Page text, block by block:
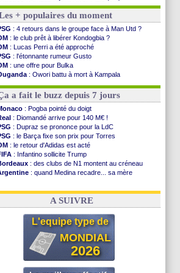
Monaco: Camara a la cote en Angleterre
Amical : encore une défaite pour Strasbourg
OM: la piste Goore en attaque
PSG : ça négocie avec le Barça pour Torres
Amical: Rennes s'incline contre Brentford
Arsenal: c'est signé pour Guimaraes (officiel)
Amical: Le Mans concède un nul
Real: Mourinho durcit les règles
Amical: Toulouse s'incline lourdement
OM: Benatia et la "médiocrité" dans le club
Newcastle : Guimarães, le club se défend
: la 1ère journée à suivre en DIRECT !
: une deuxième offre pour Suzuki
PSG : le groupe pour le match face à Man Utd
OM : le jour où tout a basculé pour Benatia
Heracles: Reine-Adélaïde, le sort s'acharne...
Voir les brèves précédentes
+ populaires du moment
: 4 retours dans le groupe face à Man Utd ?
: le club prêt à libérer Kondogbia ?
: Lucas Perri a été approché
: l'étonnante rumeur Gusto
: une offre pour Bulka
: Owori battu à mort à Kampala
: Liverpool va proposer 115 M€ pour Barcola
a fait le buzz depuis 7 jours
: Pogba pointé du doigt
: Diomandé arrive pour 140 M€ !
: Dupraz se prononce pour la LdC
: le Barça fixe son prix pour Torres
: le retour d'Adidas est acté
: Infantino sollicite Trump
: des clubs de N1 montent au créneau
: quand Medina recadre... sa mère
: Paixão attire un 2e club anglais
A SUIVRE
L'equipe type de
MONDIAL
2026